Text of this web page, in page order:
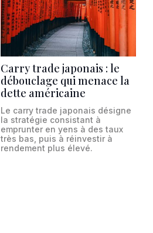
Carry trade japonais : le
débouclage qui menace la
dette américaine
Le carry trade japonais désigne
la stratégie consistant à
emprunter en yens à des taux
très bas, puis à réinvestir à
rendement plus élevé.